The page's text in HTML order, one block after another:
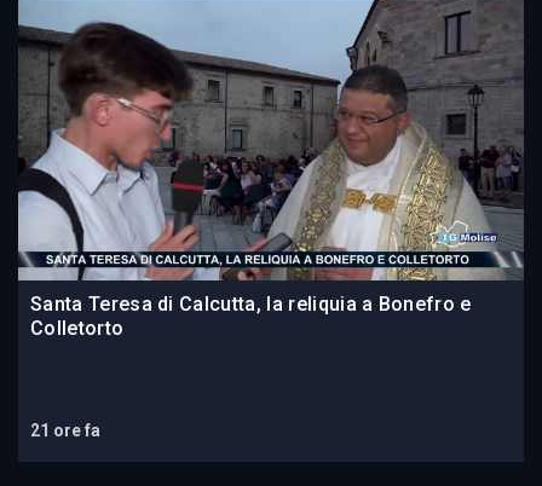
Santa Teresa di Calcutta, la reliquia a Bonefro e
Colletorto
21 ore fa